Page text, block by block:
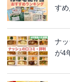
す
ナ
が4